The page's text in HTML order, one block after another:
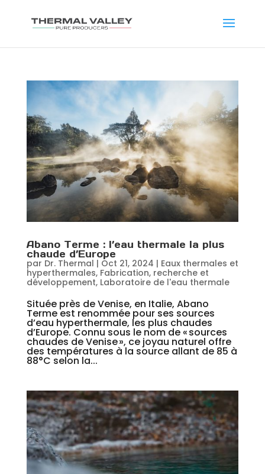
Abano Terme : l’eau thermale la plus
chaude d’Europe
par Dr. Thermal | Oct 21, 2024 | Eaux thermales et
hyperthermales, Fabrication, recherche et
développement, Laboratoire de l'eau thermale
Située près de Venise, en Italie, Abano
Terme est renommée pour ses sources
d’eau hyperthermale, les plus chaudes
d’Europe. Connu sous le nom de « sources
chaudes de Venise », ce joyau naturel offre
des températures à la source allant de 85 à
88°C selon la...